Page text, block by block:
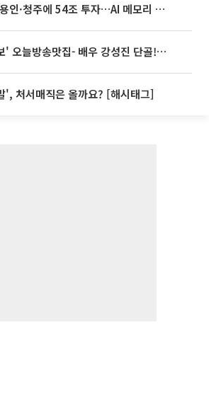
SK하이닉스, 용인·청주에 54조 투자…AI 메모리 생산기지 키운다
'2TV 생생정보' 오늘방송맛집- 배우 강성진 단골! 쌀국수ㆍ푸팟퐁 커리 맛집 '블○○○'
', 처서매직은 올까요? [해시태그]